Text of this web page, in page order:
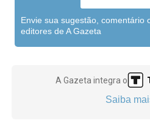
Envie sua sugestão, comentário
editores de A Gazeta
A Gazeta integra o
Saiba